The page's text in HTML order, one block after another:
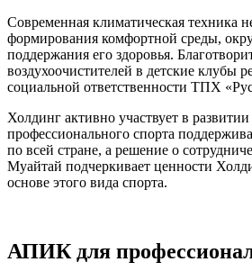
Современная климатическая техника
формирования комфортной среды,
поддержания его здоровья.
воздухоочистителей в детские клубы
социальной ответственности ТПХ
Холдинг активно участвует в развитии
профессионального спорта
по всей стране, а решение о
Муайтай подчеркивает ценности
основе этого вида спорта.
АПИК для